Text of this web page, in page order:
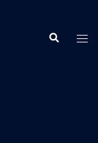
Buscar